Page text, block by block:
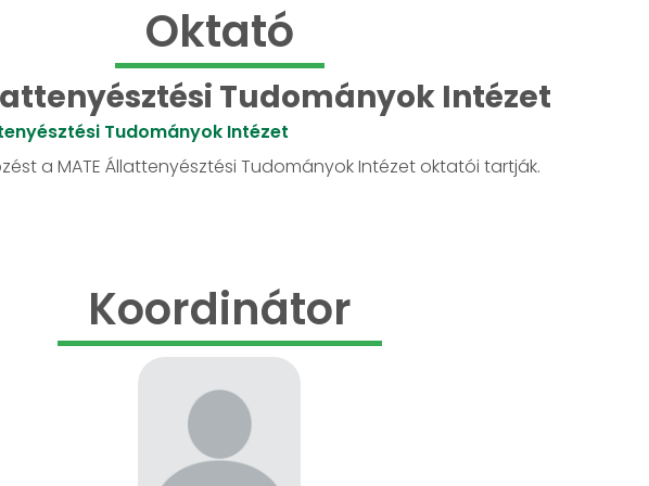
Oktató
Tudományok Intézet
Tudományok Intézet
a MATE Állattenyésztési Tudományok Intézet oktatói tartják.
Koordinátor